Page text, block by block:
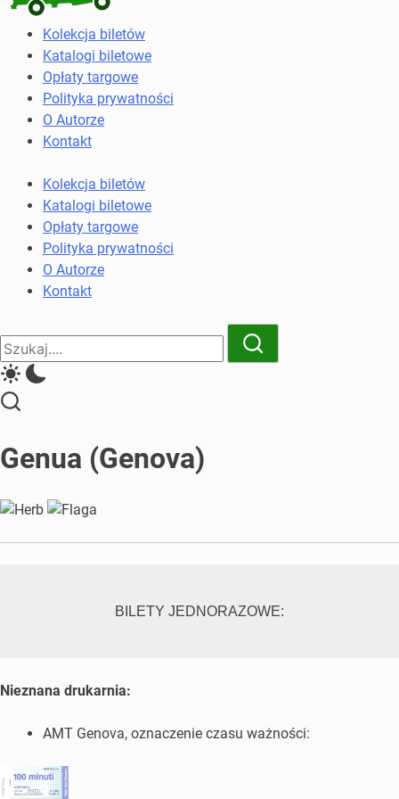
Kolekcja
biletów
komunikacji
miejskiej
kolejowych
Kolekcja biletów
Katalogi biletowe
Opłaty targowe
Polityka prywatności
O Autorze
Kontakt
Kolekcja biletów
Katalogi biletowe
Opłaty targowe
Polityka prywatności
O Autorze
Kontakt
Close
Search
Search
Genua (Genova)
BILETY JEDNORAZOWE:
Nieznana drukarnia:
AMT Genova, oznaczenie czasu ważności: